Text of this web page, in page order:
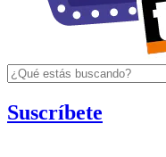
Suscríbete